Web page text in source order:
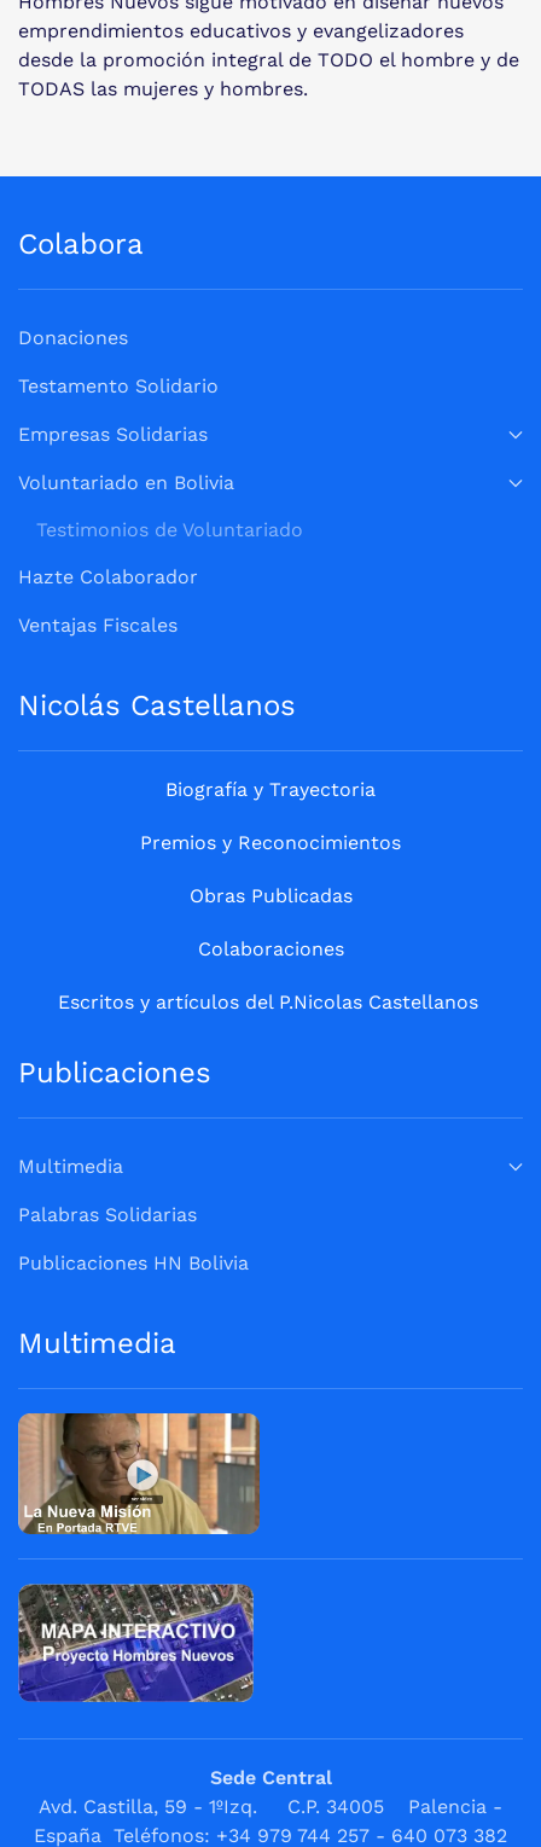
emprendimientos educativos y evangelizadores
desde la promoción integral de TODO el hombre y de
TODAS las mujeres y hombres.
Colabora
Donaciones
Testamento Solidario
Empresas Solidarias
Voluntariado en Bolivia
Testimonios de Voluntariado
Hazte Colaborador
Ventajas Fiscales
Nicolás Castellanos
Biografía y Trayectoria
Premios y Reconocimientos
Obras Publicadas
Colaboraciones
Escritos y artículos del P.Nicolas Castellanos
Publicaciones
Multimedia
Palabras Solidarias
Publicaciones HN Bolivia
Multimedia
Sede Central
Avd. Castilla, 59 - 1ºIzq. C.P. 34005 Palencia -
España Teléfonos: +34 979 744 257 - 640 073 382